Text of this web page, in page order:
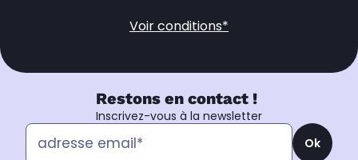
Voir conditions*
Restons en contact !
Inscrivez-vous à la newsletter
Ok